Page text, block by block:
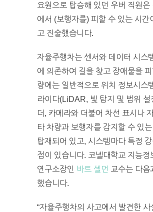
요원으로 탑승해 있던 우버 직원은
에서 (보행자를) 피할 수 있는 시간
고 진술했습니다.
자율주행차는 센서와 데이터 시스
에 의존하여 길을 찾고 장애물을
량에는 일반적으로 위치 정보시스
라이다(LiDAR, 빛 탐지 및 범위 설
더, 카메라와 더불어 차선 표시나
타 차량과 보행자를 감지할 수 있는
탑재되어 있고, 시스템마다 특정
점이 있습니다. 코넬대학교 지능정
연구소장인 바트 셀먼 교수는 다음
했습니다.
“자율주행차의 사고에서 발견한 사